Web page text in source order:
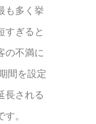
も多く挙
すぎると
の不満に
間を設定
長される
。